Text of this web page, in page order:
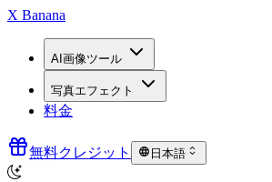
X Banana
AI画像ツール
写真エフェクト
料金
無料クレジット 日本語